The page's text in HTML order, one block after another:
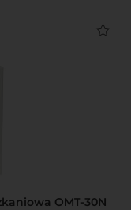
OMT-30N